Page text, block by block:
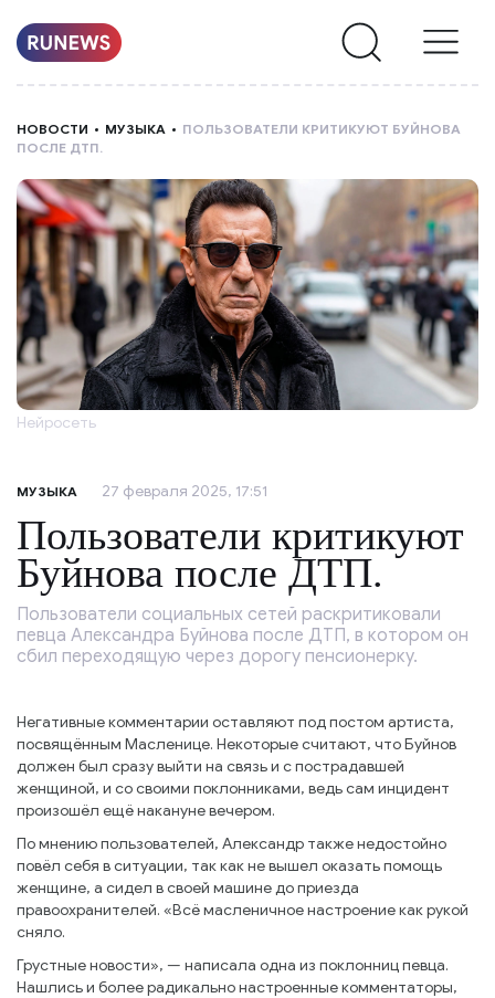
О
НАС
НОВОСТИ МУЗЫКА
ПОЛЬЗОВАТЕЛИ КРИТИКУЮТ БУЙНОВА
ПОСЛЕ ДТП.
Нейросеть
МУЗЫКА 27 февраля 2025, 17:51
Пользователи критикуют
Буйнова после ДТП.
Пользователи социальных сетей раскритиковали
певца Александра Буйнова после ДТП, в котором он
сбил переходящую через дорогу пенсионерку.
Негативные комментарии оставляют под постом артиста,
посвящённым Масленице. Некоторые считают, что Буйнов
должен был сразу выйти на связь и с пострадавшей
женщиной, и со своими поклонниками, ведь сам инцидент
произошёл ещё накануне вечером.
По мнению пользователей, Александр также недостойно
повёл себя в ситуации, так как не вышел оказать помощь
женщине, а сидел в своей машине до приезда
правоохранителей. «Всё масленичное настроение как рукой
сняло.
Грустные новости», — написала одна из поклонниц певца.
Нашлись и более радикально настроенные комментаторы,